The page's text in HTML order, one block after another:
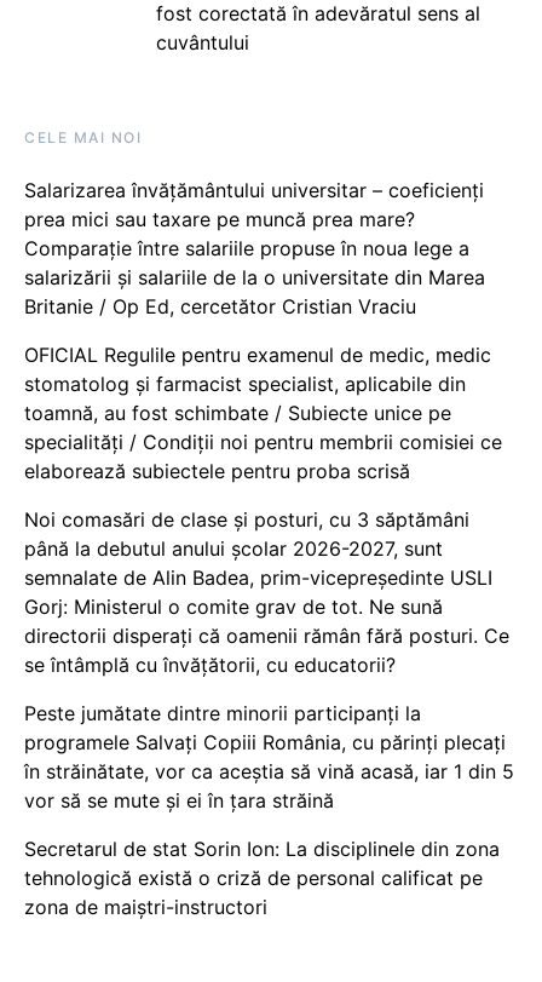
fost corectată în adevăratul sens al
cuvântului
CELE MAI NOI
Salarizarea învățământului universitar – coeficienți
prea mici sau taxare pe muncă prea mare?
Comparație între salariile propuse în noua lege a
salarizării și salariile de la o universitate din Marea
Britanie / Op Ed, cercetător Cristian Vraciu
OFICIAL Regulile pentru examenul de medic, medic
stomatolog și farmacist specialist, aplicabile din
toamnă, au fost schimbate / Subiecte unice pe
specialități / Condiții noi pentru membrii comisiei ce
elaborează subiectele pentru proba scrisă
Noi comasări de clase și posturi, cu 3 săptămâni
până la debutul anului școlar 2026-2027, sunt
semnalate de Alin Badea, prim-vicepreședinte USLI
Gorj: Ministerul o comite grav de tot. Ne sună
directorii disperați că oamenii rămân fără posturi. Ce
se întâmplă cu învățătorii, cu educatorii?
Peste jumătate dintre minorii participanți la
programele Salvați Copiii România, cu părinți plecați
în străinătate, vor ca aceștia să vină acasă, iar 1 din 5
vor să se mute și ei în țara străină
Secretarul de stat Sorin Ion: La disciplinele din zona
tehnologică există o criză de personal calificat pe
zona de maiștri-instructori